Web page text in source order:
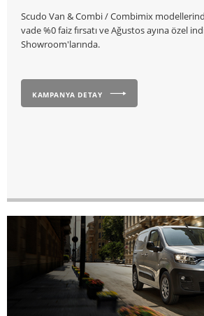
Scudo Van & Combi / Combimix
vade %0 faiz fırsatı ve Ağustos ayına özel
Showroom'larında.
KAMPANYA DETAY